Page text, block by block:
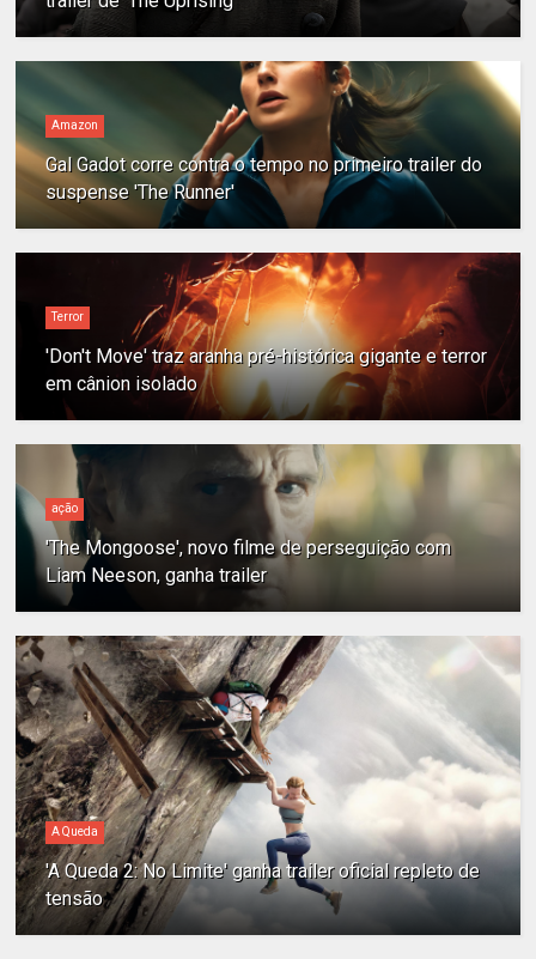
Amazon
Gal Gadot corre contra o tempo no primeiro trailer do
suspense 'The Runner'
Terror
'Don't Move' traz aranha pré-histórica gigante e terror
em cânion isolado
ação
'The Mongoose', novo filme de perseguição com
Liam Neeson, ganha trailer
A Queda
'A Queda 2: No Limite' ganha trailer oficial repleto de
tensão